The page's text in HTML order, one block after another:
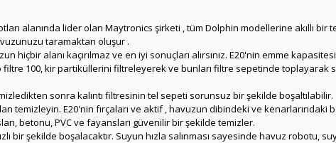
alanında lider olan Maytronics şirketi , tüm Dolphin modellerine akıllı bir
taramaktan oluşur .
alanı kaçırılmaz ve en iyi sonuçları alırsınız. E20'nin emme
filtre 100, kir partiküllerini filtreleyerek ve bunları filtre sepetinde toplayarak
sonra kalıntı filtresinin tel sepeti sorunsuz bir şekilde boşaltılabilir.
temizleyin. E20'nin fırçaları ve aktif , havuzun dibindeki ve kenarlarındaki
betonu, PVC ve fayansları güvenilir bir şekilde temizler.
bir şekilde boşalacaktır. Suyun hızla salınması sayesinde havuz robotu,